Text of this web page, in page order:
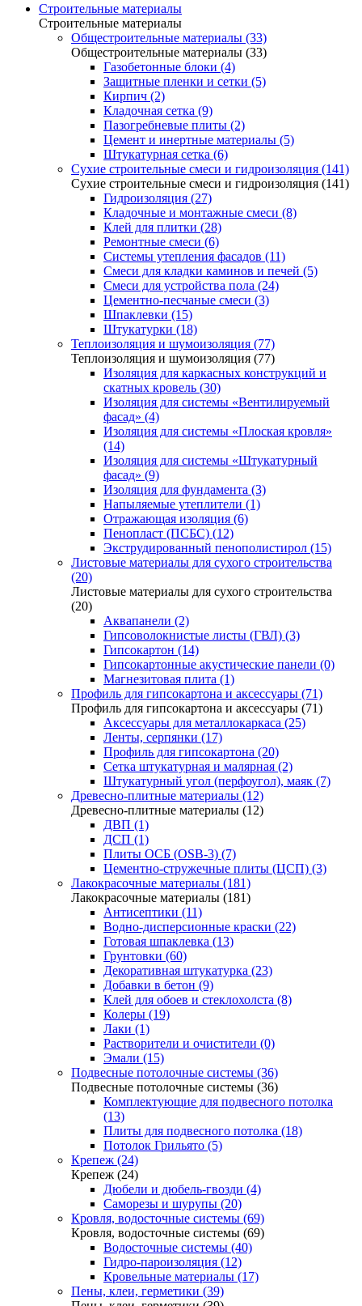
Строительные материалы
Строительные материалы
Общестроительные материалы (33)
Общестроительные материалы (33)
Газобетонные блоки (4)
Защитные пленки и сетки (5)
Кирпич (2)
Кладочная сетка (9)
Пазогребневые плиты (2)
Цемент и инертные материалы (5)
Штукатурная сетка (6)
Сухие строительные смеси и гидроизоляция (141)
Сухие строительные смеси и гидроизоляция (141)
Гидроизоляция (27)
Кладочные и монтажные смеси (8)
Клей для плитки (28)
Ремонтные смеси (6)
Системы утепления фасадов (11)
Смеси для кладки каминов и печей (5)
Смеси для устройства пола (24)
Цементно-песчаные смеси (3)
Шпаклевки (15)
Штукатурки (18)
Теплоизоляция и шумоизоляция (77)
Теплоизоляция и шумоизоляция (77)
Изоляция для каркасных конструкций и
скатных кровель (30)
Изоляция для системы «Вентилируемый
фасад» (4)
Изоляция для системы «Плоская кровля»
(14)
Изоляция для системы «Штукатурный
фасад» (9)
Изоляция для фундамента (3)
Напыляемые утеплители (1)
Отражающая изоляция (6)
Пенопласт (ПСБС) (12)
Экструдированный пенополистирол (15)
Листовые материалы для сухого строительства
(20)
Листовые материалы для сухого строительства
(20)
Аквапанели (2)
Гипсоволокнистые листы (ГВЛ) (3)
Гипсокартон (14)
Гипсокартонные акустические панели (0)
Магнезитовая плита (1)
Профиль для гипсокартона и аксессуары (71)
Профиль для гипсокартона и аксессуары (71)
Аксессуары для металлокаркаса (25)
Ленты, серпянки (17)
Профиль для гипсокартона (20)
Сетка штукатурная и малярная (2)
Штукатурный угол (перфоугол), маяк (7)
Древесно-плитные материалы (12)
Древесно-плитные материалы (12)
ДВП (1)
ДСП (1)
Плиты ОСБ (OSB-3) (7)
Цементно-стружечные плиты (ЦСП) (3)
Лакокрасочные материалы (181)
Лакокрасочные материалы (181)
Антисептики (11)
Водно-дисперсионные краски (22)
Готовая шпаклевка (13)
Грунтовки (60)
Декоративная штукатурка (23)
Добавки в бетон (9)
Клей для обоев и стеклохолста (8)
Колеры (19)
Лаки (1)
Растворители и очистители (0)
Эмали (15)
Подвесные потолочные системы (36)
Подвесные потолочные системы (36)
Комплектующие для подвесного потолка
(13)
Плиты для подвесного потолка (18)
Потолок Грильято (5)
Крепеж (24)
Крепеж (24)
Дюбели и дюбель-гвозди (4)
Саморезы и шурупы (20)
Кровля, водосточные системы (69)
Кровля, водосточные системы (69)
Водосточные системы (40)
Гидро-пароизоляция (12)
Кровельные материалы (17)
Пены, клеи, герметики (39)